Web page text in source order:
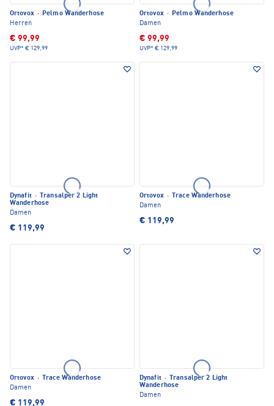
Ortovox · Pelmo Wanderhose
Herren
€ 99,99
UVP* € 129,99
Ortovox · Pelmo Wanderhose
Damen
€ 99,99
UVP* € 129,99
Dynafit ·
Transalper 2 Light
Wanderhose
Damen
€ 119,99
Ortovox ·
Trace Wanderhose
Damen
€ 119,99
Ortovox ·
Trace Wanderhose
Damen
€ 119,99
Dynafit ·
Transalper 2 Light
Wanderhose
Damen